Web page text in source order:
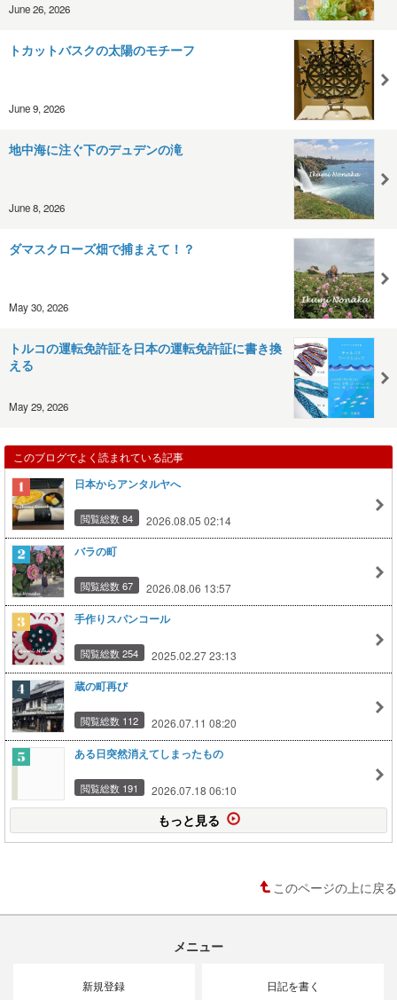
June 26, 2026
トカットバスクの太陽のモチーフ
June 9, 2026
地中海に注ぐ下のデュデンの滝
June 8, 2026
ダマスクローズ畑で捕まえて！？
May 30, 2026
トルコの運転免許証を日本の運転免許証に書き換
える
May 29, 2026
このブログでよく読まれている記事
日本からアンタルヤへ
閲覧総数 84 2026.08.05 02:14
バラの町
閲覧総数 67 2026.08.06 13:57
手作りスパンコール
閲覧総数 254 2025.02.27 23:13
蔵の町再び
閲覧総数 112 2026.07.11 08:20
ある日突然消えてしまったもの
閲覧総数 191 2026.07.18 06:10
もっと見る
このページの上に戻る
メニュー
新規登録 日記を書く